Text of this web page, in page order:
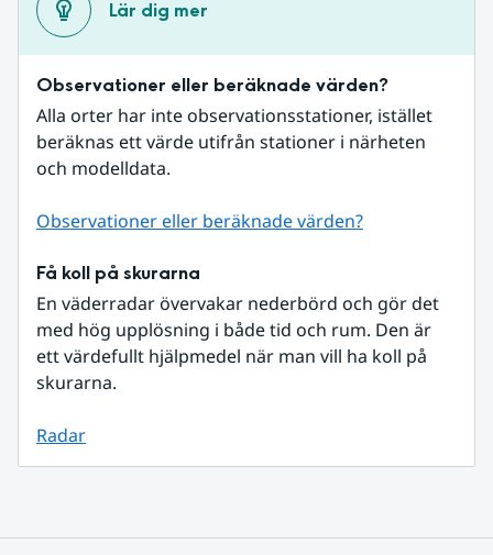
Lär dig mer
Observationer eller beräknade värden?
Alla orter har inte observationsstationer, istället
beräknas ett värde utifrån stationer i närheten
och modelldata.
Observationer eller beräknade värden?
Få koll på skurarna
En väderradar övervakar nederbörd och gör det
med hög upplösning i både tid och rum. Den är
ett värdefullt hjälpmedel när man vill ha koll på
skurarna.
Radar